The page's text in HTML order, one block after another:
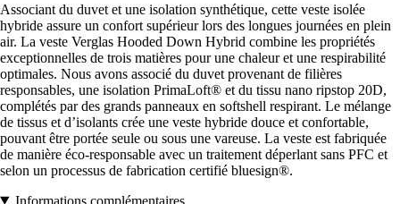
Associant du duvet et une isolation synthétique, cette veste isolée
hybride assure un confort supérieur lors des longues journées en plein
air. La veste Verglas Hooded Down Hybrid combine les propriétés
exceptionnelles de trois matières pour une chaleur et une respirabilité
optimales. Nous avons associé du duvet provenant de filières
responsables, une isolation PrimaLoft® et du tissu nano ripstop 20D,
complétés par des grands panneaux en softshell respirant. Le mélange
de tissus et d’isolants crée une veste hybride douce et confortable,
pouvant être portée seule ou sous une vareuse. La veste est fabriquée
de manière éco-responsable avec un traitement déperlant sans PFC et
selon un processus de fabrication certifié bluesign®.
Informations complémentaires